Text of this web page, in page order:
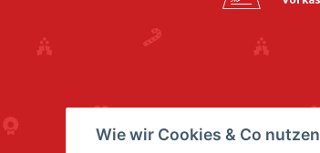
Wie wir Cookies & Co nutzen